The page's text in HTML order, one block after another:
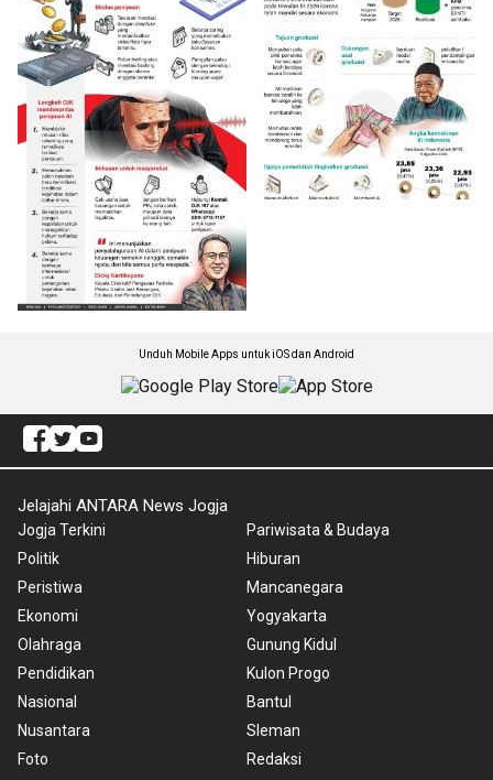
Unduh Mobile Apps untuk iOS dan Android
Jelajahi ANTARA News Jogja
Jogja Terkini
Politik
Peristiwa
Ekonomi
Olahraga
Pendidikan
Nasional
Nusantara
Foto
Pariwisata & Budaya
Hiburan
Mancanegara
Yogyakarta
Gunung Kidul
Kulon Progo
Bantul
Sleman
Redaksi